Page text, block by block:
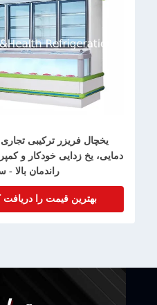
یخچال فریزر ترکیبی تجاری
دمایی، یخ زدایی خودکار و
راندمان بالا -
بهترین قیمت را دریافت